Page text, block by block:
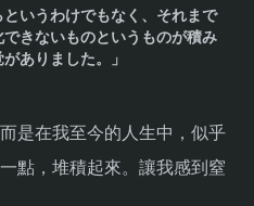
というわけでもなく、それまで
きないものというものが積み
ありました。」
是在我至今的人生中，似乎
點，堆積起來。讓我感到窒